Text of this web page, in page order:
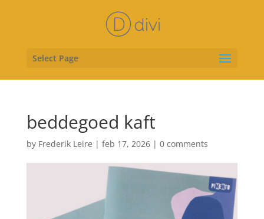
Select Page
beddegoed kaft
by Frederik Leire | feb 17, 2026| 0 comments